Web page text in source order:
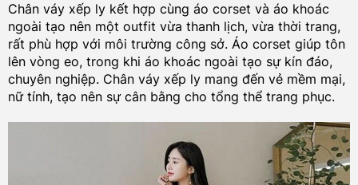
Chân váy xếp ly kết hợp cùng áo corset và áo khoác
ngoài tạo nên một outfit vừa thanh lịch, vừa thời trang,
rất phù hợp với môi trường công sở. Áo corset giúp tôn
lên vòng eo, trong khi áo khoác ngoài tạo sự kín đáo,
chuyên nghiệp. Chân váy xếp ly mang đến vẻ mềm mại,
nữ tính, tạo nên sự cân bằng cho tổng thể trang phục.